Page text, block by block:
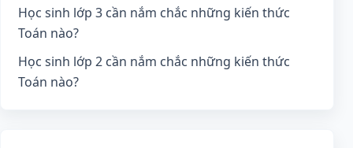
Học sinh lớp 3 cần nắm chắc những kiến thức
Toán nào?
Học sinh lớp 2 cần nắm chắc những kiến thức
Toán nào?